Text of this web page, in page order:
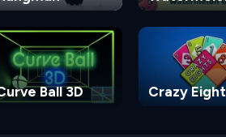
Game
Ball 3D Crazy